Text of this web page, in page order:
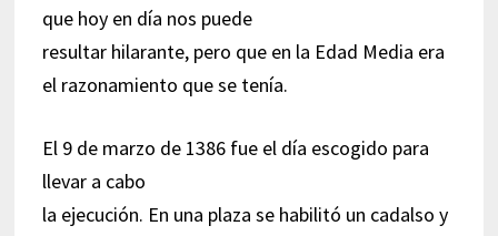
que hoy en día nos puede
resultar hilarante, pero que en la Edad Media era
el razonamiento que se tenía.
El 9 de marzo de 1386 fue el día escogido para
llevar a cabo
la ejecución. En una plaza se habilitó un cadalso y